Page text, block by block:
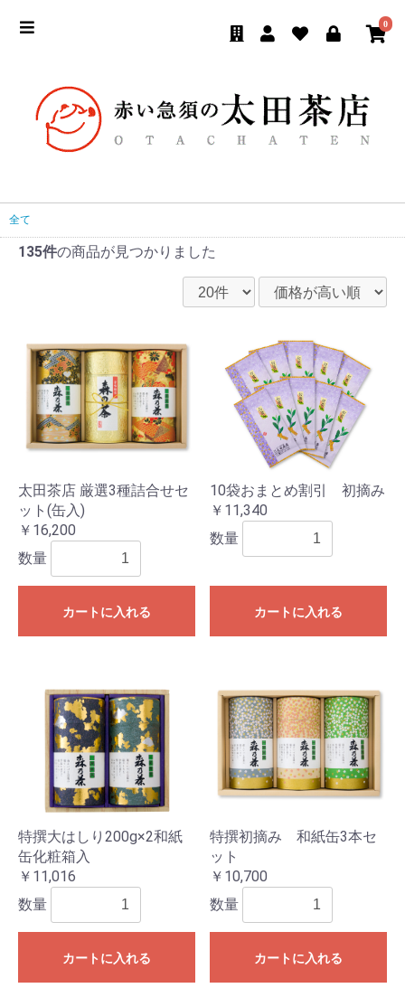
0
全て
135件の商品が見つかりました
太田茶店 厳選3種詰合せセ
ット(缶入)
￥16,200
数量
カートに入れる
10袋おまとめ割引 初摘み
￥11,340
数量
カートに入れる
特撰大はしり200g×2和紙
缶化粧箱入
￥11,016
数量
カートに入れる
特撰初摘み 和紙缶3本セ
ット
￥10,700
数量
カートに入れる